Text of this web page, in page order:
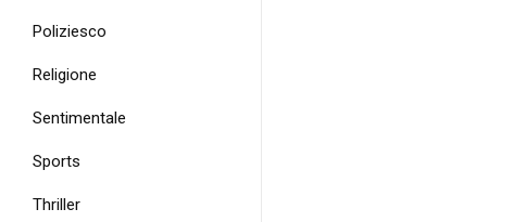
Poliziesco
Religione
Sentimentale
Sports
Thriller